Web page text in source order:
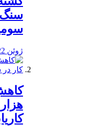
سنگ
ژوئن 22, 2020